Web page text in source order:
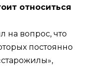
относиться
на вопрос, что
постоянно